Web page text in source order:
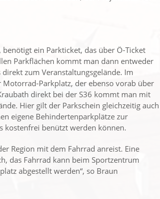
ein Parkticket, das über Ö-Ticket
Parkflächen kommt man dann entweder
zum Veranstaltungsgelände. Im
Motorrad-Parkplatz, der ebenso vorab über
direkt bei der S36 kommt man mit
Hier gilt der Parkschein gleichzeitig auch
eigene Behindertenparkplätze zur
kostenfrei benützt werden können.
Region mit dem Fahrrad anreist. Eine
das Fahrrad kann beim Sportzentrum
abgestellt werden“, so Braun